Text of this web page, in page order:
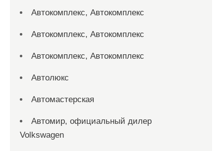
Автокомплекс, Автокомплекс
Автокомплекс, Автокомплекс
Автокомплекс, Автокомплекс
Автолюкс
Автомастерская
Автомир, официальный дилер
Volkswagen